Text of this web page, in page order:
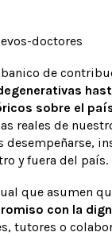
de
sobre el
reales de
y fuera del país.
que asumen
con la
tutores o